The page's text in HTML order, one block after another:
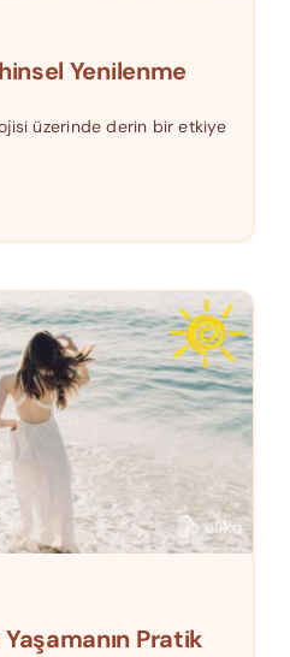
Yenilenme
üzerinde derin bir etkiye
Pratik